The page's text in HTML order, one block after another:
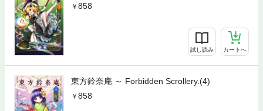
858
試し読み カートへ
東方鈴奈庵 ～ Forbidden Scrollery.(4)
858